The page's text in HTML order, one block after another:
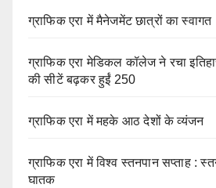
ग्राफिक एरा में मैनेजमेंट छात्रों का स्वागत
ग्राफिक एरा मेडिकल कॉलेज ने रचा
की सीटें बढ़कर हुईं 250
ग्राफिक एरा में महके आठ देशों के व्यंजन
ग्राफिक एरा में विश्व स्तनपान सप्ताह :
घातक